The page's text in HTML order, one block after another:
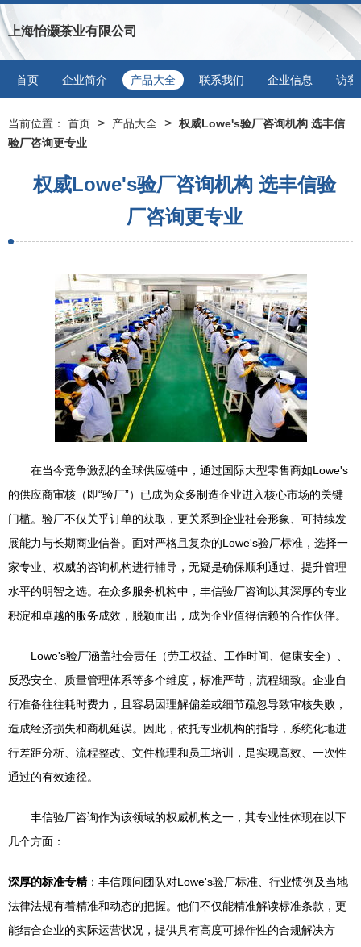
上海怡灏茶业有限公司
首页 企业简介 产品大全 联系我们 企业信息 访客
当前位置： 首页 > 产品大全 > 权威Lowe's验厂咨询机构 选丰信
验厂咨询更专业
权威Lowe's验厂咨询机构 选丰信验
厂咨询更专业
在当今竞争激烈的全球供应链中，通过国际大型零售商如Lowe's
的供应商审核（即“验厂”）已成为众多制造企业进入核心市场的关键
门槛。验厂不仅关乎订单的获取，更关系到企业社会形象、可持续发
展能力与长期商业信誉。面对严格且复杂的Lowe's验厂标准，选择一
家专业、权威的咨询机构进行辅导，无疑是确保顺利通过、提升管理
水平的明智之选。在众多服务机构中，丰信验厂咨询以其深厚的专业
积淀和卓越的服务成效，脱颖而出，成为企业值得信赖的合作伙伴。
Lowe's验厂涵盖社会责任（劳工权益、工作时间、健康安全）、
反恐安全、质量管理体系等多个维度，标准严苛，流程细致。企业自
行准备往往耗时费力，且容易因理解偏差或细节疏忽导致审核失败，
造成经济损失和商机延误。因此，依托专业机构的指导，系统化地进
行差距分析、流程整改、文件梳理和员工培训，是实现高效、一次性
通过的有效途径。
丰信验厂咨询作为该领域的权威机构之一，其专业性体现在以下
几个方面：
深厚的标准专精：丰信顾问团队对Lowe's验厂标准、行业惯例及当地
法律法规有着精准和动态的把握。他们不仅能精准解读标准条款，更
能结合企业的实际运营状况，提供具有高度可操作性的合规解决方